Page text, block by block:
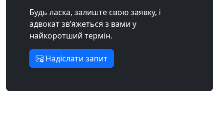
Будь ласка, залиште свою заявку, і
адвокат зв’яжеться з вами у
найкоротший термін.
Надіслати запит